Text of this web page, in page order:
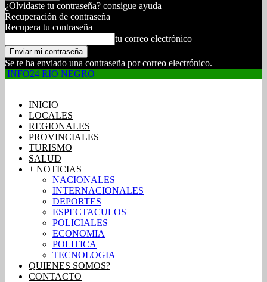
¿Olvidaste tu contraseña? consigue ayuda
Recuperación de contraseña
Recupera tu contraseña
tu correo electrónico
Se te ha enviado una contraseña por correo electrónico.
INFO24 RIO NEGRO
INICIO
LOCALES
REGIONALES
PROVINCIALES
TURISMO
SALUD
+ NOTICIAS
NACIONALES
INTERNACIONALES
DEPORTES
ESPECTACULOS
POLICIALES
ECONOMIA
POLITICA
TECNOLOGIA
QUIENES SOMOS?
CONTACTO